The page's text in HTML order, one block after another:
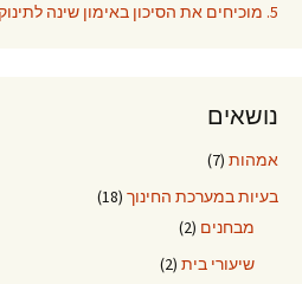
5. מוכיחים את הסיכון באימון שינה לתינוקות
נושאים
אמהות (7)
בעיות במערכת החינוך (18)
מבחנים (2)
שיעורי בית (2)